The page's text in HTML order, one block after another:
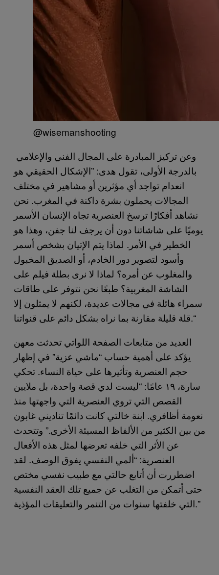
@wisemanshooting
بالدرجة الأولى، تقول هدى: ”الإشكال الحقيقي هو
انعدام تواجد أي مؤثرين أو مشاهير في مختلف
المجالات يحملون بشرة داكنة في المغرب. نحن
نشاهد أفكارًا ترسخ العنصرية تجاه الإنسان الأسمر
يوميًا على شاشاتنا دون أن يرجف لنا جفن، وهذا هو
الخطير في الأمر. لماذا يتم الإتيان بشخص أسمر
وأسود لتصوير دور الخادم، أو الصديق المخبول
والمغلوب عن أمره؟ لماذا لا نرى بطلة فيلم على
الشاشة المغربية؟ طبعًا نحن نتوفر على طاقات
سمراء هائلة في مجالات عديدة، لكنهم لا يمثلون إلا
قلة قليلة مقارنة بما نراه بشكل دائم على قنواتنا.“
العديد من متابعات الصفحة اللواتي تحدثت معهن
يؤكد على أهمية حساب “ماشي عزية” في إظهار
حجم العنصرية وتأثيرها على حياة النساء. تحكي
سارة، ١٩ عامًا: “ليست لدي قصة واحدة، بل ملايين
القصص التي تروي العنصرية التي واجهتها منذ
نعومة أظافري. ابنة خالتي كانت دائمًا تناديني غابون
من بين الكثير من الألفاظ المسيئة الأخرى.” وتتحدث
عن الأثر التي خلفه تعرضها لمثل هذه الأفعال
العنصرية: “ألمي النفسي يفوق الوصف. لقد
اضطررت أن أتابع حالتي مع طبيب نفسي مختص
حتى أتمكن من التغلب عن جميع تلك العقد النفسية
التي خلفتها سنوات من التنمر والتعليقات المؤذية.”